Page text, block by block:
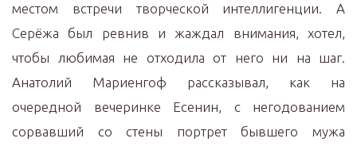
местом встречи творческой интеллигенции. А
Серёжа был ревнив и жаждал внимания, хотел,
чтобы любимая не отходила от него ни на шаг.
Анатолий Мариенгоф рассказывал, как на
очередной вечеринке Есенин, с негодованием
сорвавший со стены портрет бывшего мужа